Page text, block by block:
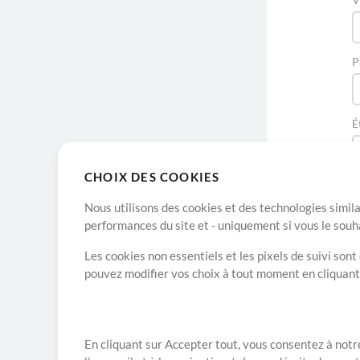
CHOIX DES COOKIES
Nous utilisons des cookies et des technologies
performances du site et - uniquement si vous le
Les cookies non essentiels et les pixels de suivi
pouvez modifier vos choix à tout moment en
En cliquant sur Accepter tout, vous consentez à
A propos de